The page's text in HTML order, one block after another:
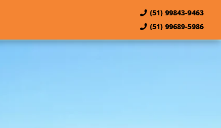
(51) 99843-9463
(51) 99689-5986